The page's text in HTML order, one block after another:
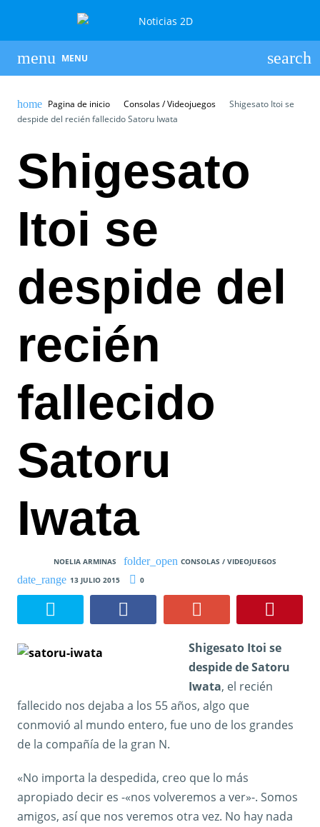
MENU
Pagina de inicio Consolas / Videojuegos
Shigesato Itoi se
despide del recién fallecido Satoru Iwata
Shigesato
Itoi se
despide del
recién
fallecido
Satoru
Iwata
NOELIA ARMINAS
CONSOLAS / VIDEOJUEGOS
13 JULIO 2015
0
Shigesato Itoi se
despide de Satoru
Iwata, el recién
fallecido nos dejaba a los 55 años, algo que
conmovió al mundo entero, fue uno de los grandes
de la compañía de la gran N.
«No importa la despedida, creo que lo más
apropiado decir es -«nos volveremos a ver»-. Somos
amigos, así que nos veremos otra vez. No hay nada